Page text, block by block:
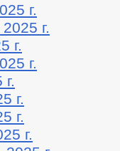
г.
г.
г.
г.
г.
г.
г.